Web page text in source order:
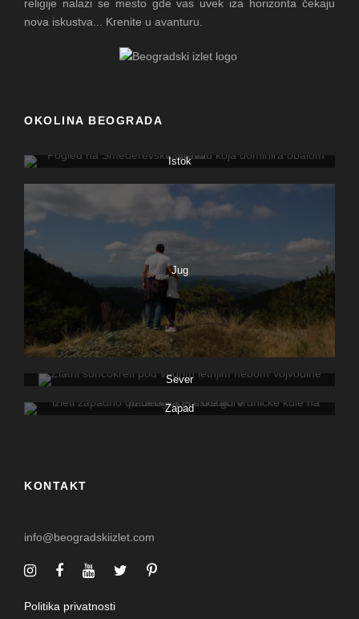
religije nalazi se mesto gde vas uvek iza horizonta čekaju
nova iskustva... Krenite u avanturu.
OKOLINA BEOGRADA
Istok
Jug
Sever
Zapad
KONTAKT
info@beogradskiizlet.com
Politika privatnosti